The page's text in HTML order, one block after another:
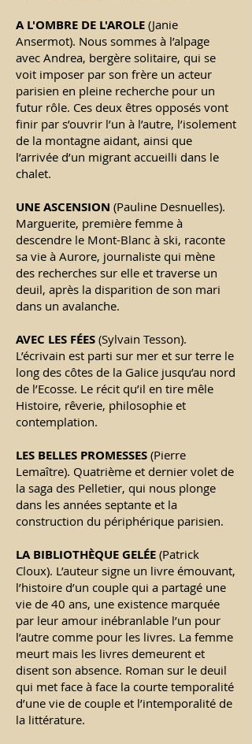
A L'OMBRE DE L'AROLE (Janie
Ansermot). Nous sommes à l’alpage
avec Andrea, bergère solitaire, qui se
voit imposer par son frère un acteur
parisien en pleine recherche pour un
futur rôle. Ces deux êtres opposés vont
finir par s’ouvrir l’un à l’autre, l’isolement
de la montagne aidant, ainsi que
l’arrivée d’un migrant accueilli dans le
chalet.
UNE ASCENSION (Pauline Desnuelles).
Marguerite, première femme à
descendre le Mont-Blanc à ski, raconte
sa vie à Aurore, journaliste qui mène
des recherches sur elle et traverse un
deuil, après la disparition de son mari
dans un avalanche.
AVEC LES FÉES (Sylvain Tesson).
L’écrivain est parti sur mer et sur terre le
long des côtes de la Galice jusqu’au nord
de l’Ecosse. Le récit qu’il en tire mêle
Histoire, rêverie, philosophie et
contemplation.
LES BELLES PROMESSES (Pierre
Lemaître). Quatrième et dernier volet de
la saga des Pelletier, qui nous plonge
dans les années septante et la
construction du périphérique parisien.
LA BIBLIOTHÈQUE GELÉE (Patrick
Cloux). L’auteur signe un livre émouvant,
l’histoire d’un couple qui a partagé une
vie de 40 ans, une existence marquée
par leur amour inébranlable l’un pour
l’autre comme pour les livres. La femme
meurt mais les livres demeurent et
disent son absence. Roman sur le deuil
qui met face à face la courte temporalité
d’une vie de couple et l’intemporalité de
la littérature.